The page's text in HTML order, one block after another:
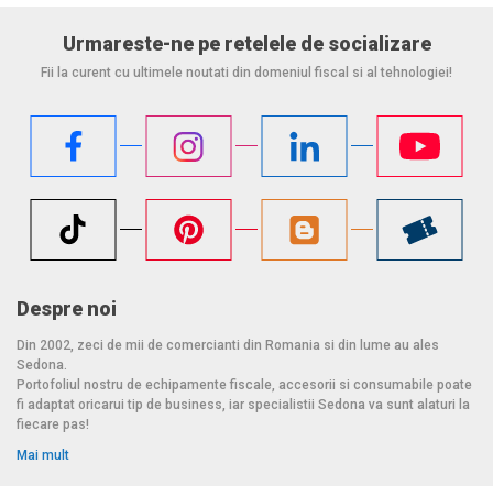
Urmareste-ne pe retelele de socializare
Fii la curent cu ultimele noutati din domeniul fiscal si al tehnologiei!
Despre noi
Din 2002, zeci de mii de comercianti din Romania si din lume au ales
Sedona.
Portofoliul nostru de echipamente fiscale, accesorii si consumabile poate
fi adaptat oricarui tip de business, iar specialistii Sedona va sunt alaturi la
fiecare pas!
Mai mult